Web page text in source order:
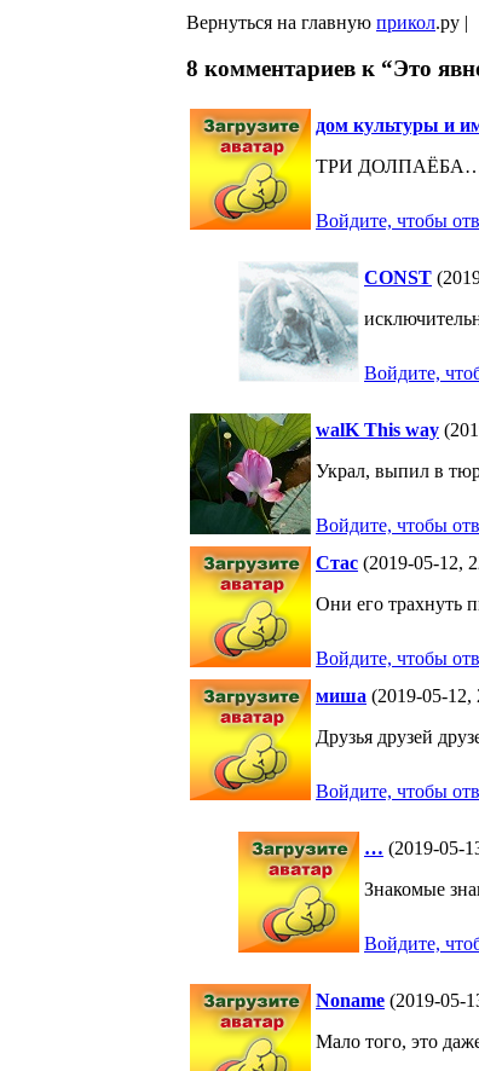
Вернуться на главную прикол.ру |
8 комментариев к “Это
дом культуры и
ТРИ
Войдите, чтобы
CONST
Войдите,
walK This way
Украл, выпил в
Войдите, чтобы
Стас (2019-05-12,
Они его трахнуть
Войдите, чтобы
миша (2019-05-12,
Друзья друзей
Войдите, чтобы
… (2019-05-
Знакомые
Войдите,
Noname (2019-05-
Мало того, это